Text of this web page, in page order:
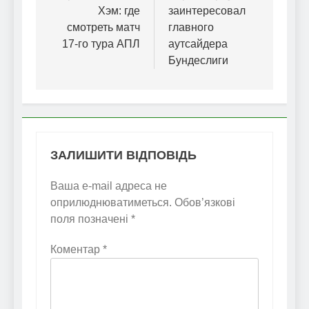
Хэм: где
смотреть матч
17-го тура АПЛ
заинтересовал
главного
аутсайдера
Бундеслиги
ЗАЛИШИТИ ВІДПОВІДЬ
Ваша e-mail адреса не
оприлюднюватиметься. Обов’язкові
поля позначені *
Коментар *